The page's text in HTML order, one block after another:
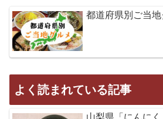
都道府県別ご当
よく読まれている記事
山梨県「にんに